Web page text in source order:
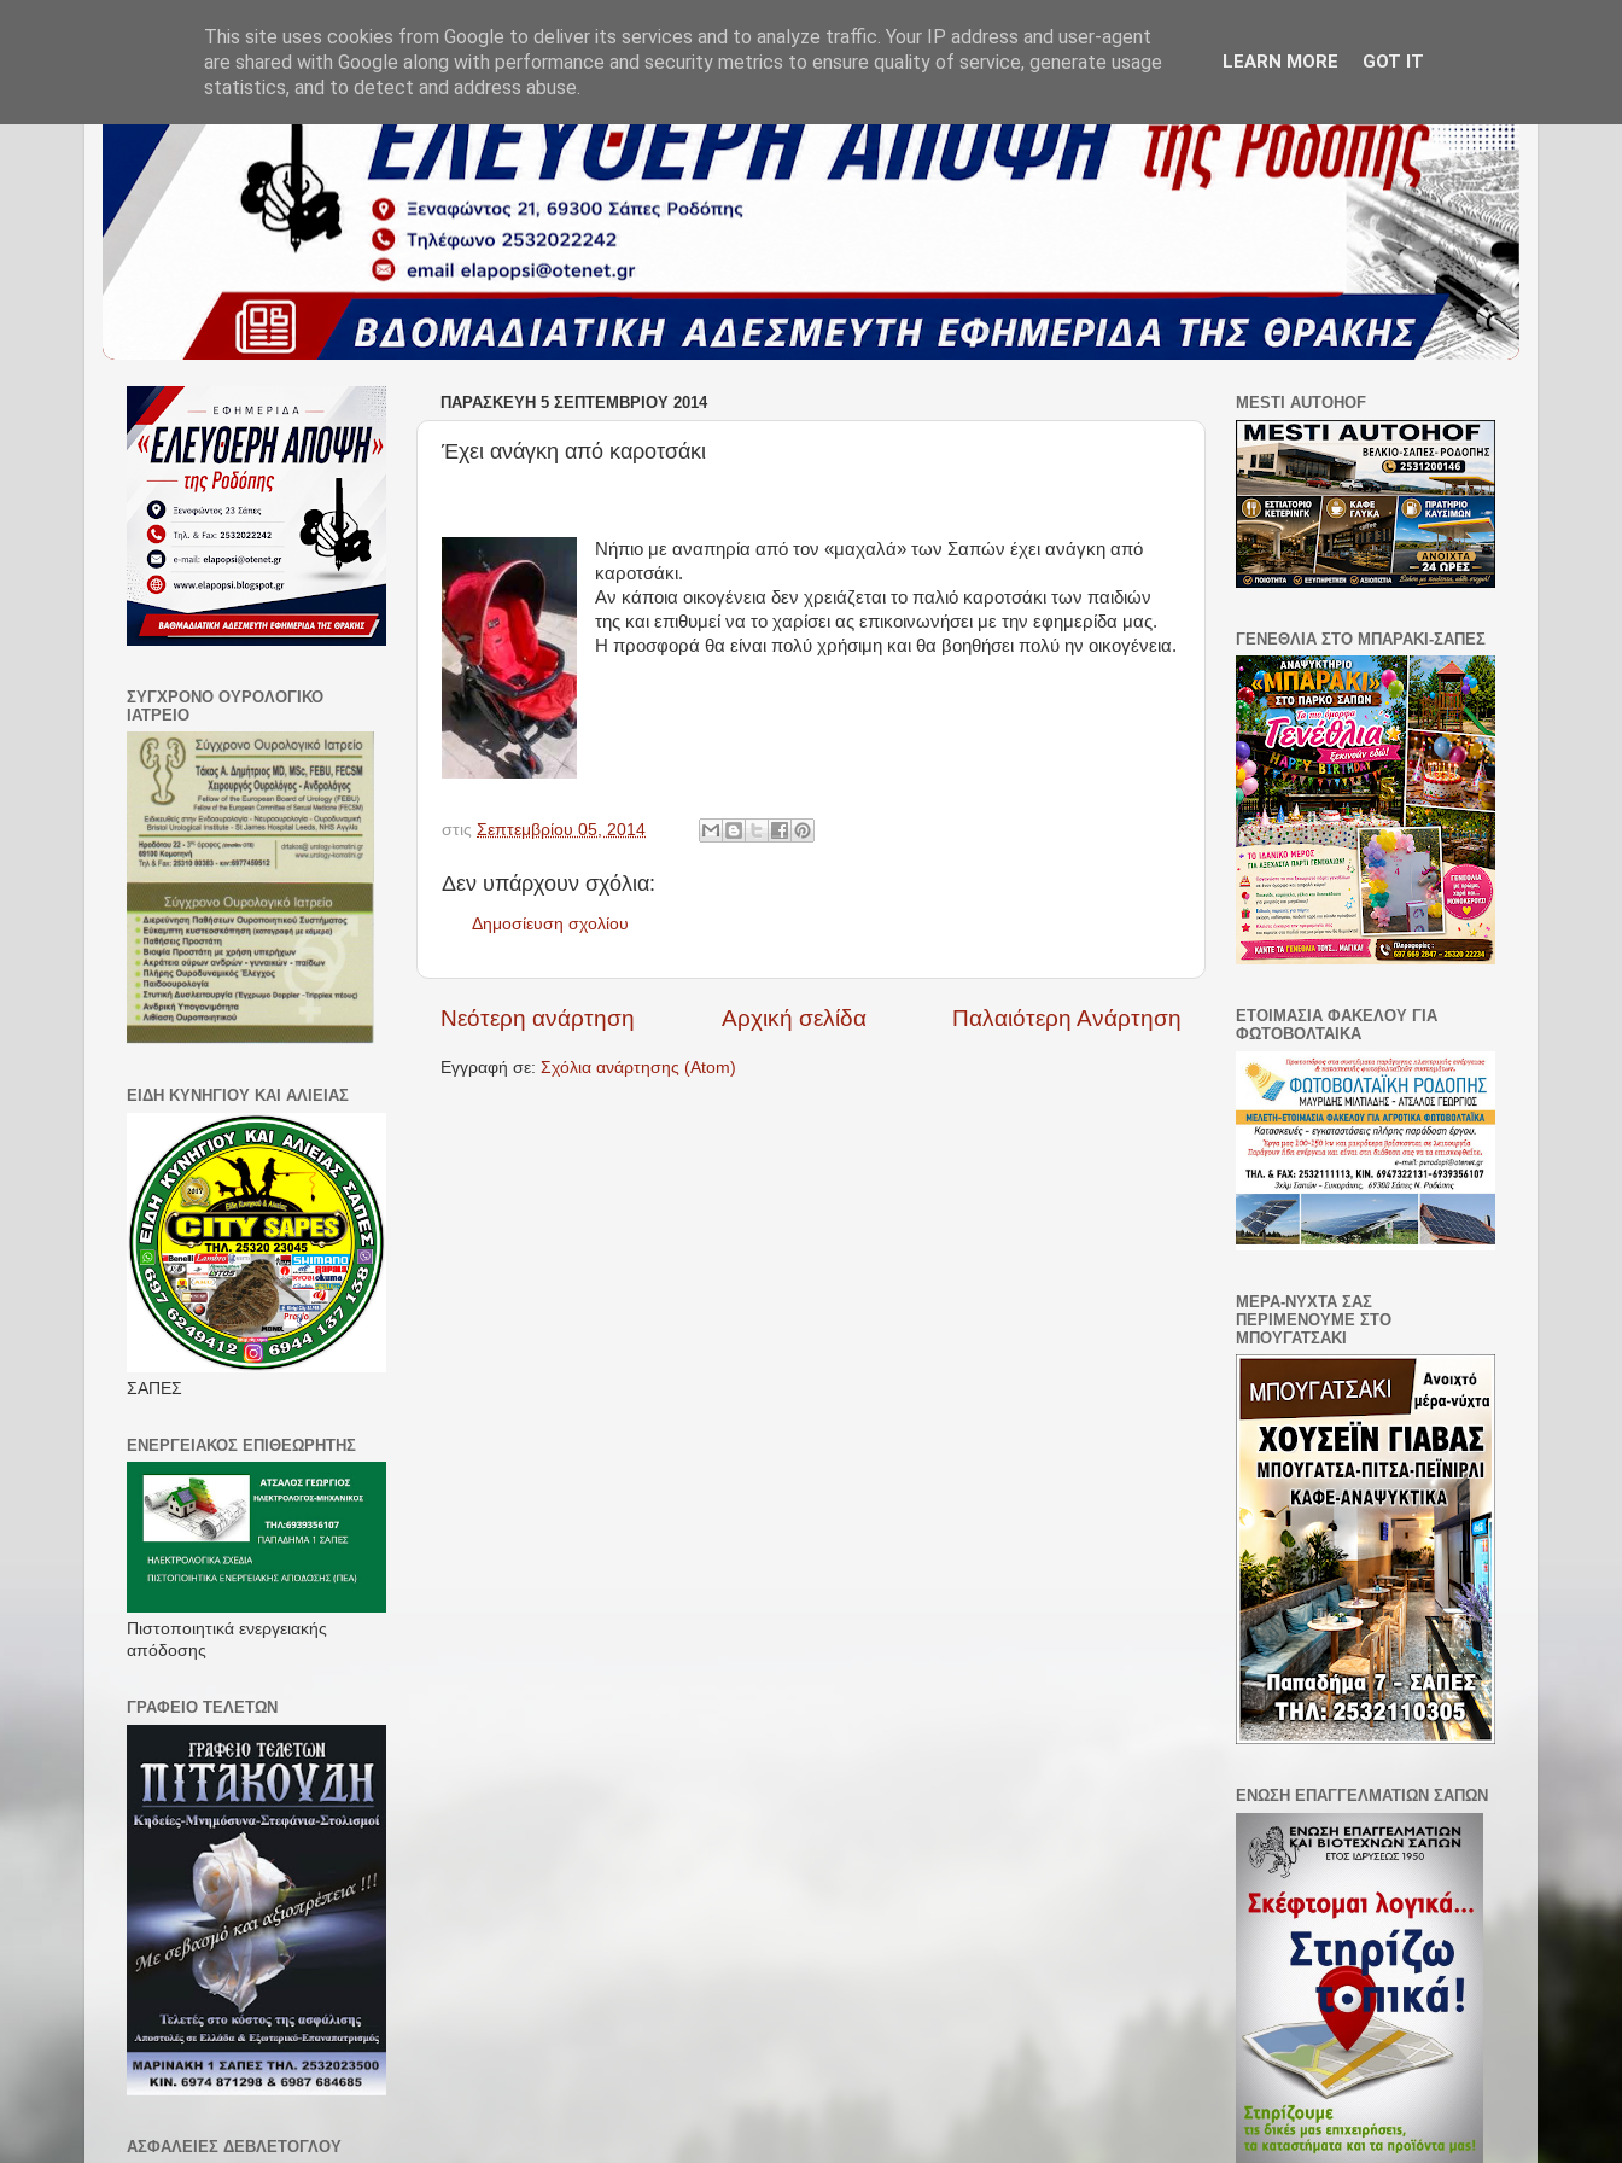
ΠΑΡΑΣΚΕΥΉ 5 ΣΕΠΤΕΜΒΡΊΟΥ 2014
Έχει ανάγκη από καροτσάκι
Νήπιο με αναπηρία από τον «μαχαλά» των Σαπών έχει ανάγκη από
καροτσάκι.
Αν κάποια οικογένεια δεν χρειάζεται το παλιό καροτσάκι των παιδιών
της και επιθυμεί να το χαρίσει ας επικοινωνήσει με την εφημερίδα μας.
Η προσφορά θα είναι πολύ χρήσιμη και θα βοηθήσει πολύ ην οικογένεια.
στις Σεπτεμβρίου 05, 2014
Δεν υπάρχουν σχόλια:
Δημοσίευση σχολίου
Νεότερη ανάρτηση Παλαιότερη Ανάρτηση
Αρχική σελίδα
Εγγραφή σε: Σχόλια ανάρτησης (Atom)
ΣΥΓΧΡΟΝΟ ΟΥΡΟΛΟΓΙΚΟ
ΙΑΤΡΕΙΟ
ΕΙΔΗ ΚΥΝΗΓΙΟΥ ΚΑΙ ΑΛΙΕΙΑΣ
ΣΑΠΕΣ
ΕΝΕΡΓΕΙΑΚΟΣ ΕΠΙΘΕΩΡΗΤΗΣ
Πιστοποιητικά ενεργειακής
απόδοσης
ΓΡΑΦΕΙΟ ΤΕΛΕΤΩΝ
ΑΣΦΑΛΕΙΕΣ ΔΕΒΛΕΤΟΓΛΟΥ
MESTI AUTOHOF
ΓΕΝΕΘΛΙΑ ΣΤΟ ΜΠΑΡΑΚΙ-ΣΑΠΕΣ
ΕΤΟΙΜΑΣΙΑ ΦΑΚΕΛΟΥ ΓΙΑ
ΦΩΤΟΒΟΛΤΑΙΚΑ
ΜΕΡΑ-ΝΥΧΤΑ ΣΑΣ
ΠΕΡΙΜΕΝΟΥΜΕ ΣΤΟ
ΜΠΟΥΓΑΤΣΑΚΙ
ΕΝΩΣΗ ΕΠΑΓΓΕΛΜΑΤΙΩΝ ΣΑΠΩΝ
This site uses cookies from Google to deliver its services and to analyze traffic. Your IP address and user-agent
are shared with Google along with performance and security metrics to ensure quality of service, generate usage
statistics, and to detect and address abuse.
LEARN MORE GOT IT